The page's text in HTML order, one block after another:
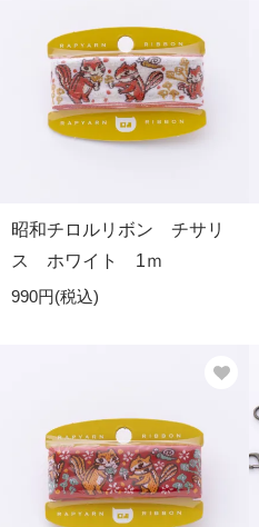
昭和チロルリボン チサリ
ス ホワイト 1ｍ
990円(税込)